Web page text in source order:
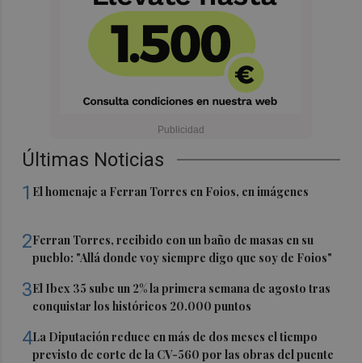
Últimas Noticias
1 El homenaje a Ferran Torres en Foios, en imágenes
2Ferran Torres, recibido con un baño de masas en su
pueblo: "Allá donde voy siempre digo que soy de Foios"
3El Ibex 35 sube un 2% la primera semana de agosto tras
conquistar los históricos 20.000 puntos
4La Diputación reduce en más de dos meses el tiempo
previsto de corte de la CV-560 por las obras del puente